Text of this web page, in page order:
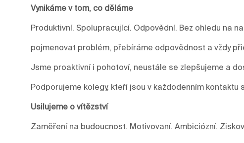
Vynikáme v tom, co děláme
Produktivní. Spolupracující. Odpovědní. Bez ohledu na
pojmenovat problém, přebíráme odpovědnost a vždy
Jsme proaktivní i pohotoví, neustále se zlepšujeme a
Podporujeme kolegy, kteří jsou v každodenním kontaktu
Usilujeme o vítězství
Zaměření na budoucnost. Motivovaní. Ambiciózní.